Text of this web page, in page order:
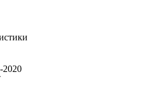
2020